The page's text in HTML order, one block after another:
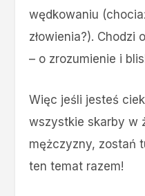
wędkowaniu
złowienia?). Chodzi
– o zrozumienie i
Więc jeśli jesteś
wszystkie skarby w
mężczyzny, zostań
ten temat razem!